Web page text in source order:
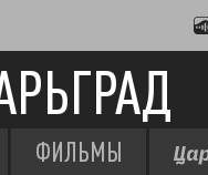
ФИЛЬМЫ